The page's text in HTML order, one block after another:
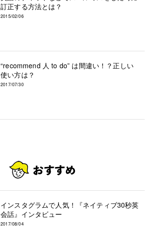
訂正する方法とは？
2015/02/06
“recommend 人 to do” は間違い！？正しい
使い方は？
2017/07/30
インスタグラムで人気！『ネイティブ30秒英
会話』インタビュー
2017/08/04